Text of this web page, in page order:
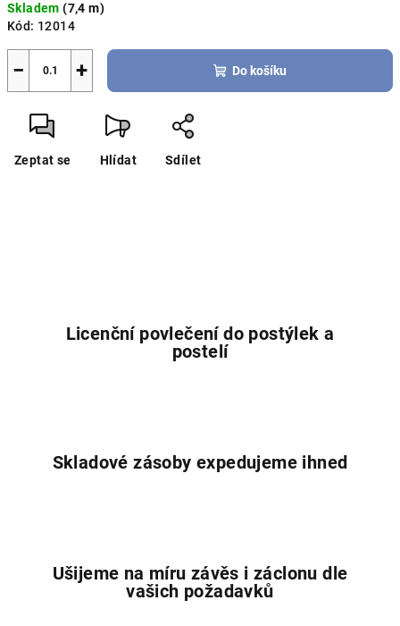
cena:
Skladem(7,4 m)
Kód: 12014
+
− Do košíku
Zeptat se Hlídat Sdílet
Licenční povlečení do postýlek a
postelí
Skladové zásoby expedujeme ihned
Ušijeme na míru závěs i záclonu dle
vašich požadavků